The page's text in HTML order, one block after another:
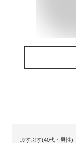
ぷすぷす(40代・男性)